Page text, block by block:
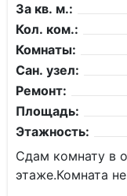
За кв. м.:
Кол. ком.:
Комнаты:
Сан. узел:
Ремонт:
Площадь:
Этажность:
Сдам комнату в
этаже.Комната